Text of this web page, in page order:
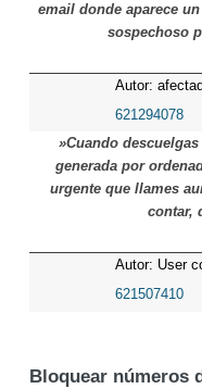
email donde aparece
sospechoso
Autor:
621294078
»Cuando
generada por
urgente que llames
contar,
Autor: User
621507410
Bloquear números